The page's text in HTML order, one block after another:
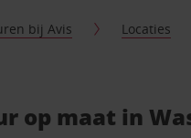
bij Avis Locaties
op maat in